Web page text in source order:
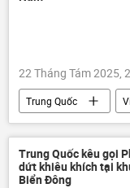
Trần Hồng Hà
22 Tháng Tám 2025,
Trung Quốc
quân đội
Thế
Bộ Quốc phòng Việt
Lào
Trung Quốc kêu gọi
dứt khiêu khích tại
Biển Đông